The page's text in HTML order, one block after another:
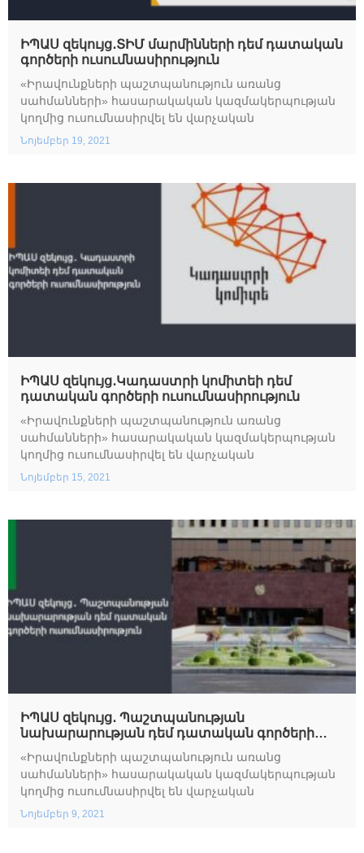
ԻՊԱՍ զեկույց․ՏԻՄ մարմինների դեմ դատական
գործերի ուսումնասիրություն
Նոյեմբեր 19, 2021
«Իրավունքների պաշտպանություն առանց
սահմանների» հասարակական կազմակերպության
կողմից ուսումնասիրվել են վարչական
ԻՊԱՍ զեկույց․Կադաստրի կոմիտեի դեմ
դատական գործերի ուսումնասիրություն
Նոյեմբեր 15, 2021
«Իրավունքների պաշտպանություն առանց
սահմանների» հասարակական կազմակերպության
կողմից ուսումնասիրվել են վարչական
ԻՊԱՍ զեկույց․ Պաշտպանության
նախարարության դեմ դատական գործերի
Նոյեմբեր 9, 2021
«Իրավունքների պաշտպանություն առանց
սահմանների» հասարակական կազմակերպության
կողմից ուսումնասիրվել են վարչական